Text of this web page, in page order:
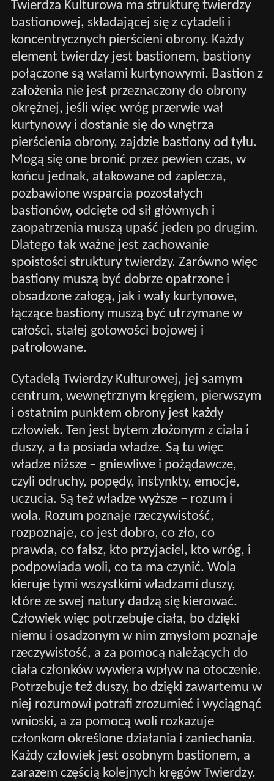
Twierdza Kulturowa ma strukturę twierdzy
bastionowej, składającej się z cytadeli i
koncentrycznych pierścieni obrony. Każdy
element twierdzy jest bastionem, bastiony
połączone są wałami kurtynowymi. Bastion z
założenia nie jest przeznaczony do obrony
okrężnej, jeśli więc wróg przerwie wał
kurtynowy i dostanie się do wnętrza
pierścienia obrony, zajdzie bastiony od tyłu.
Mogą się one bronić przez pewien czas, w
końcu jednak, atakowane od zaplecza,
pozbawione wsparcia pozostałych
bastionów, odcięte od sił głównych i
zaopatrzenia muszą upaść jeden po drugim.
Dlatego tak ważne jest zachowanie
spoistości struktury twierdzy. Zarówno więc
bastiony muszą być dobrze opatrzone i
obsadzone załogą, jak i wały kurtynowe,
łączące bastiony muszą być utrzymane w
całości, stałej gotowości bojowej i
patrolowane.
Cytadelą Twierdzy Kulturowej, jej samym
centrum, wewnętrznym kręgiem, pierwszym
i ostatnim punktem obrony jest każdy
człowiek. Ten jest bytem złożonym z ciała i
duszy, a ta posiada władze. Są tu więc
władze niższe – gniewliwe i pożądawcze,
czyli odruchy, popędy, instynkty, emocje,
uczucia. Są też władze wyższe – rozum i
wola. Rozum poznaje rzeczywistość,
rozpoznaje, co jest dobro, co zło, co
prawda, co fałsz, kto przyjaciel, kto wróg, i
podpowiada woli, co ta ma czynić. Wola
kieruje tymi wszystkimi władzami duszy,
które ze swej natury dadzą się kierować.
Człowiek więc potrzebuje ciała, bo dzięki
niemu i osadzonym w nim zmysłom poznaje
rzeczywistość, a za pomocą należących do
ciała członków wywiera wpływ na otoczenie.
Potrzebuje też duszy, bo dzięki zawartemu w
niej rozumowi potrafi zrozumieć i wyciągnąć
wnioski, a za pomocą woli rozkazuje
członkom określone działania i zaniechania.
Każdy człowiek jest osobnym bastionem, a
zarazem częścią kolejnych kręgów Twierdzy.